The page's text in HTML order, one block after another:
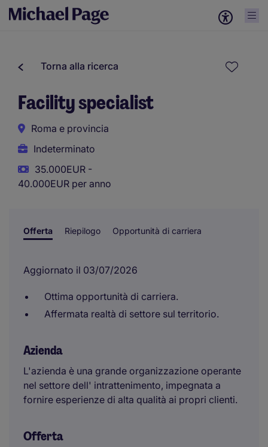
Torna alla ricerca
Facility specialist
Roma e provincia
Indeterminato
35.000EUR -
40.000EUR per anno
Offerta Riepilogo Opportunità di carriera
Aggiornato il 03/07/2026
Ottima opportunità di carriera.
Affermata realtà di settore sul territorio.
Azienda
L'azienda è una grande organizzazione operante
nel settore dell' intrattenimento, impegnata a
fornire esperienze di alta qualità ai propri clienti.
Offerta